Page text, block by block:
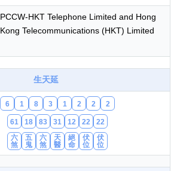
生天延/貴財成
五行
清除全部分類
PCCW-HKT Telephone Limited and Hong
Kong Telecommunications (HKT) Limited
生天延
6 1 8 3 1 2 2 2
61 18 83 31 12 22 22
六
煞
五
鬼
六
煞
天
醫
絕
命
伏
位
伏
位